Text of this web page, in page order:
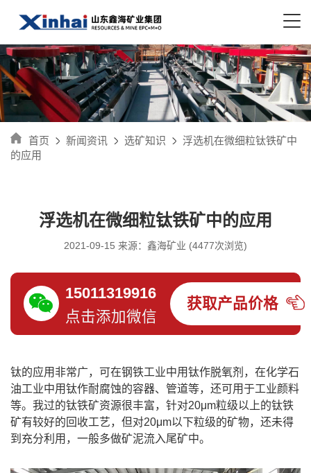
首页 新闻资讯 选矿知识
浮选机在微细粒钛铁矿中
的应用
浮选机在微细粒钛铁矿中的应用
2021-09-15 来源：鑫海矿业 (4477次浏览)
15011319916
点击添加微信
获取产品价格
钛的应用非常广，可在钢铁工业中用钛作脱氧剂，在化学石
油工业中用钛作耐腐蚀的容器、管道等，还可用于工业颜料
等。我过的钛铁矿资源很丰富，针对20μm粒级以上的钛铁
矿有较好的回收工艺，但对20μm以下粒级的矿物，还未得
到充分利用，一般多做矿泥流入尾矿中。